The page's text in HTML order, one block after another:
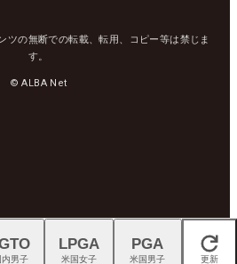
ツの無断での転載、転用、コピー等は禁じま
す。
© ALBA Net
閉じる
内男子
LPGA
米国女子
PGA
米国男子 更新